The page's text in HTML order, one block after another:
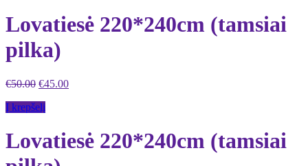
Lovatiesė 220*240cm (tamsiai
pilka)
€50.00 €45.00
Į krepšelį
Lovatiesė 220*240cm (tamsiai